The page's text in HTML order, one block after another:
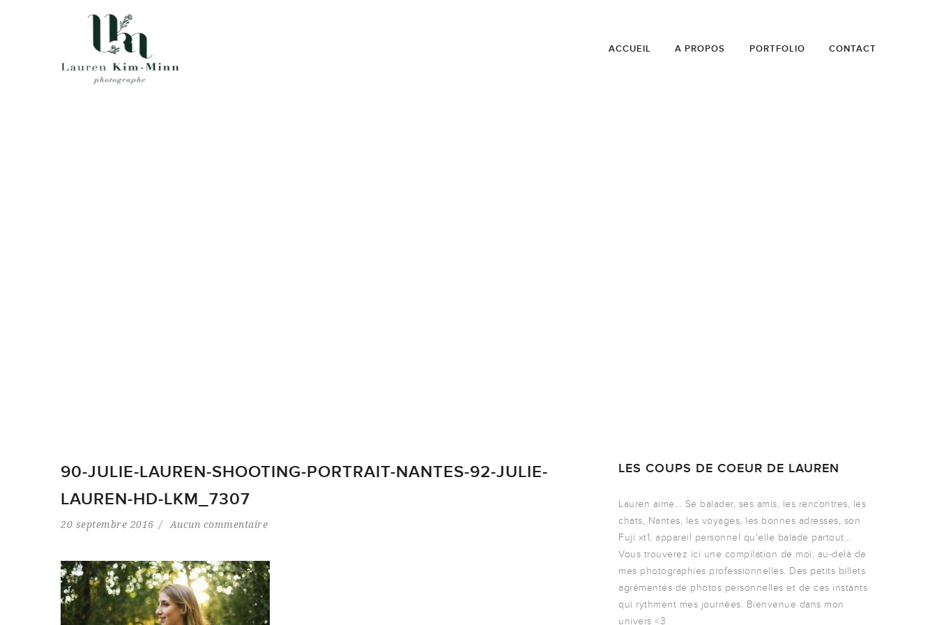
ACCUEIL A PROPOS PORTFOLIO CONTACT
90-JULIE-LAUREN-SHOOTING-PORTRAIT-NANTES-92-JULIE-
LAUREN-HD-LKM_7307
20 septembre 2016 Aucun commentaire
LES COUPS DE COEUR DE LAUREN
Lauren aime... Se balader, ses amis, les rencontres, les
chats, Nantes, les voyages, les bonnes adresses, son
Fuji xt1, appareil personnel qu'elle balade partout...
Vous trouverez ici une compilation de moi, au-delà de
mes photographies professionnelles. Des petits billets
agrémentés de photos personnelles et de ces instants
qui rythment mes journées. Bienvenue dans mon
univers <3